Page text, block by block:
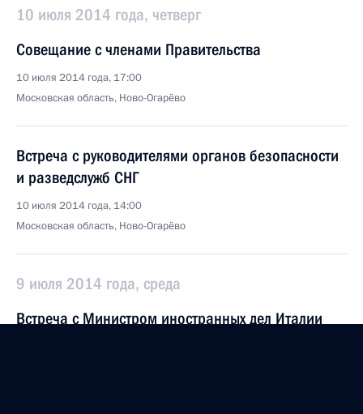
10 июля 2014 года, четверг
Совещание с членами Правительства
10 июля 2014 года, 17:00
Московская область, Ново-Огарёво
Встреча с руководителями органов безопасности
и разведслужб СНГ
10 июля 2014 года, 14:00
Московская область, Ново-Огарёво
9 июля 2014 года, среда
Встреча с Министром иностранных дел Италии